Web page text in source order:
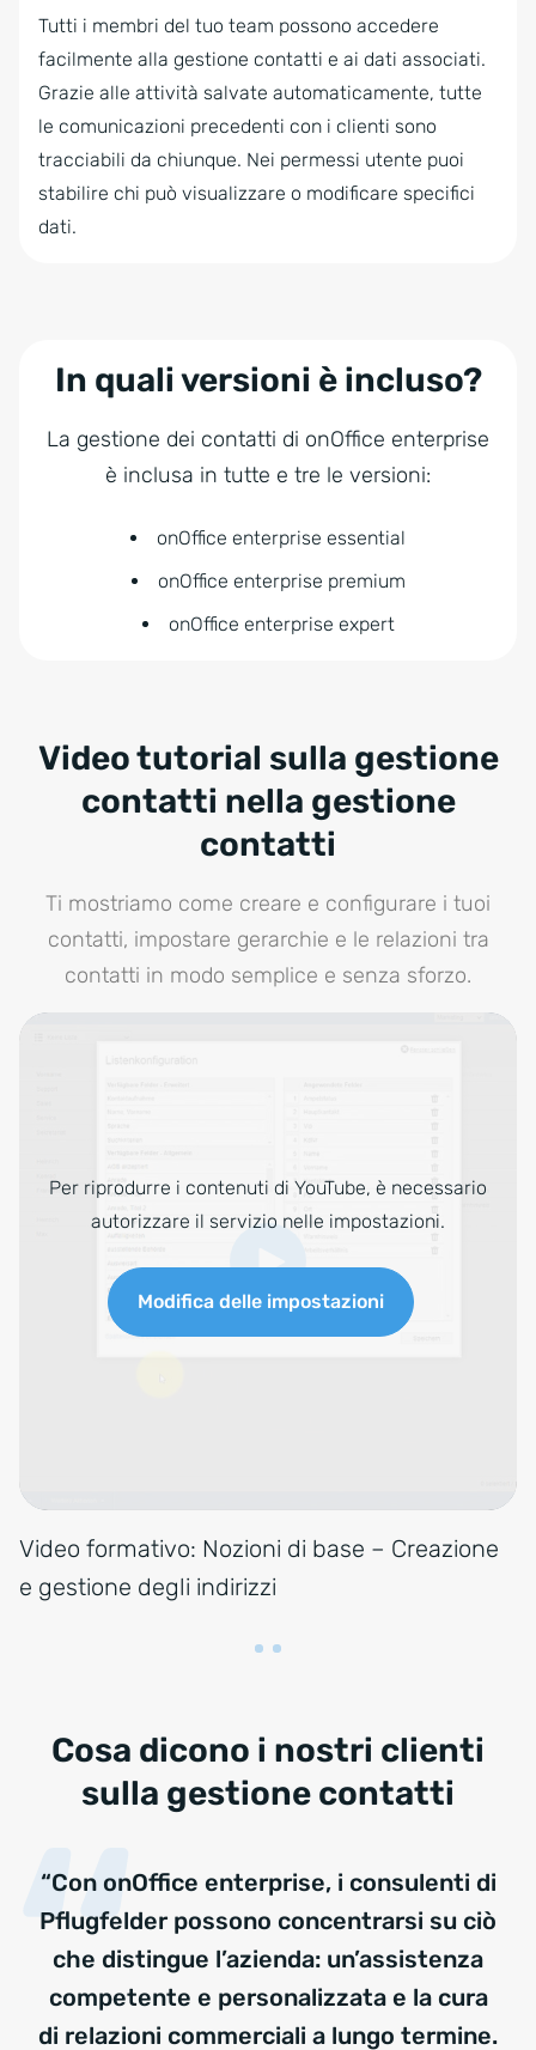
Tutti i membri del tuo team possono accedere
facilmente alla gestione contatti e ai dati associati.
Grazie alle attività salvate automaticamente, tutte
le comunicazioni precedenti con i clienti sono
tracciabili da chiunque. Nei permessi utente puoi
stabilire chi può visualizzare o modificare specifici
dati.
In quali versioni è incluso?
La gestione dei contatti di onOffice enterprise
è inclusa in tutte e tre le versioni:
onOffice enterprise essential
onOffice enterprise premium
onOffice enterprise expert
Video tutorial sulla gestione
contatti nella gestione
contatti
Ti mostriamo come creare e configurare i tuoi
contatti, impostare gerarchie e le relazioni tra
contatti in modo semplice e senza sforzo.
Per riprodurre i contenuti di YouTube, è necessario
autorizzare il servizio nelle impostazioni.
Modifica delle impostazioni
Video formativo: Nozioni di base – Creazione
e gestione degli indirizzi
Cosa dicono i nostri clienti
sulla gestione contatti
“Con onOffice enterprise, i consulenti di
Pflugfelder possono concentrarsi su ciò
che distingue l’azienda: un’assistenza
competente e personalizzata e la cura
di relazioni commerciali a lungo termine.